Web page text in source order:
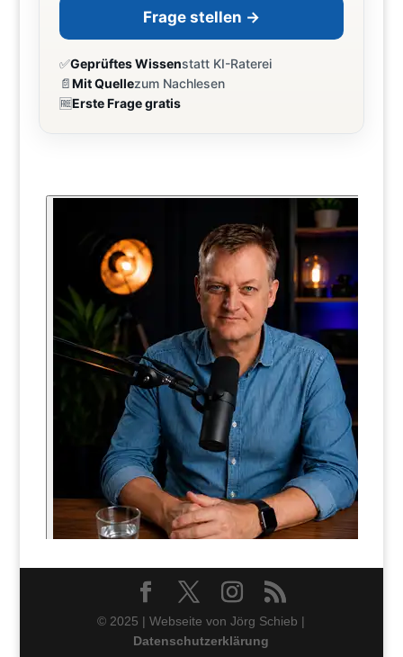
Frage stellen →
✅Geprüftes Wissenstatt KI-Raterei
📄Mit Quellezum Nachlesen
🆓Erste Frage gratis
© 2025 | Webseite von Jörg Schieb |
Datenschutzerklärung